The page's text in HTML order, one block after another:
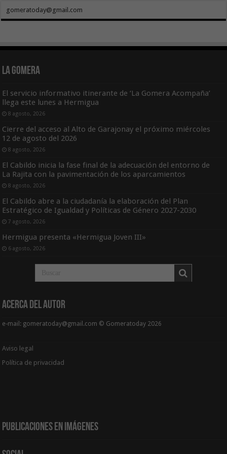
gomeratoday@gmail.com
La Gomera
El servicio informativo itinerante de ‘La Gomera Acompaña’
llega este lunes a Hermigua
8 agosto, 2026
Cierre del acceso al Alto de Garajonay el próximo miércoles
12 de agosto del 2026
8 agosto, 2026
El Cabildo inicia la fase final de la adecuación del entorno de
La Rajita con la pavimentación de los aparcamientos
8 agosto, 2026
El Cabildo abre a la ciudadanía la elaboración del Plan
Estratégico de Igualdad y Políticas de Género 2027-2030
7 agosto, 2026
Hermigua presenta «Hermigua Joven III»
6 agosto, 2026
Acerca del Autor
e-mail: gomeratoday@gmail.com © Gomeratoday 2026
Aviso legal
Política de privacidad
Publicaciones en Imágenes